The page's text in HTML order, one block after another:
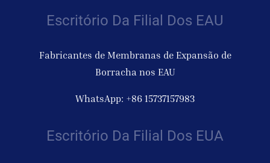
Escritório Da Filial Dos EAU
Fabricantes de Membranas de Expansão de
Borracha nos EAU
WhatsApp: +86 15737157983
Escritório Da Filial Dos EUA